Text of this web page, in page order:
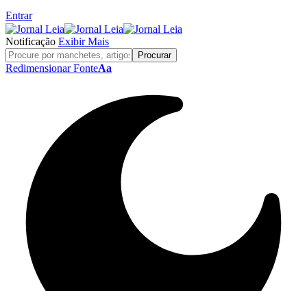
Entrar
Notificação Exibir Mais
Redimensionar FonteAa